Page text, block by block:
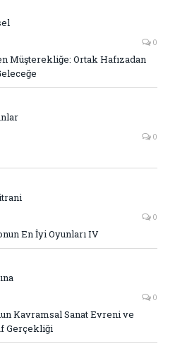
0
Müşterekliğe: Ortak Hafızadan
0
0
En İyi Oyunları IV
0
Kavramsal Sanat Evreni ve
Gerçekliği